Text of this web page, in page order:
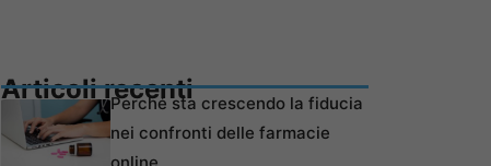
Articoli recentiPerché sta crescendo la fiducia
nei confronti delle farmacie